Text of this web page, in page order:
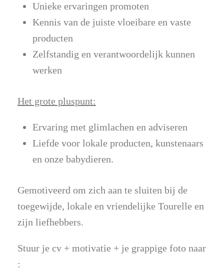
Unieke ervaringen promoten
Kennis van de juiste vloeibare en vaste
producten
Zelfstandig en verantwoordelijk kunnen
werken
Het grote pluspunt:
Ervaring met glimlachen en adviseren
Liefde voor lokale producten, kunstenaars
en onze babydieren.
Gemotiveerd om zich aan te sluiten bij de
toegewijde, lokale en vriendelijke Tourelle en
zijn liefhebbers.
Stuur je cv + motivatie + je grappige foto naar
: